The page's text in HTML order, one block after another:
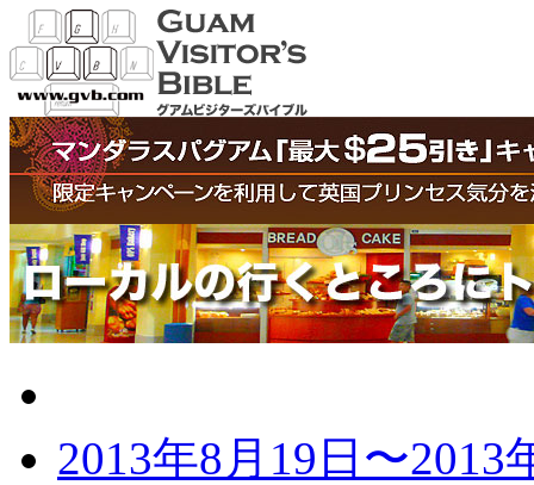
2013年8月19日〜2013